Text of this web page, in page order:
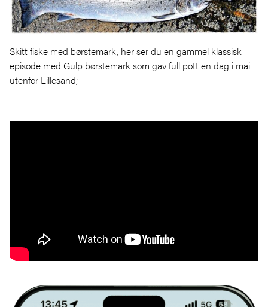
Skitt fiske med børstemark, her ser du en gammel klassisk
episode med Gulp børstemark som gav full pott en dag i mai
utenfor Lillesand;